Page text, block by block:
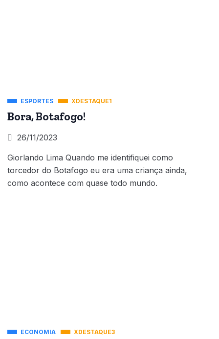
ESPORTES XDESTAQUE1
Bora, Botafogo!
26/11/2023
Giorlando Lima Quando me identifiquei como
torcedor do Botafogo eu era uma criança ainda,
como acontece com quase todo mundo.
ECONOMIA XDESTAQUE3